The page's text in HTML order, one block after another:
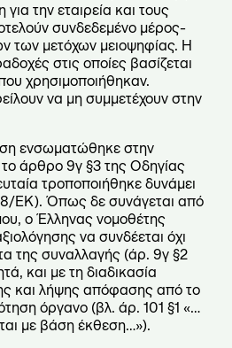
για την εταιρεία και τους
συνδεδεμένο μέρος-
των μετόχων μειοψηφίας. Η
στις οποίες βασίζεται
χρησιμοποιήθηκαν.
να μη συμμετέχουν στην
ενσωματώθηκε στην
το άρθρο 9γ §3 της Οδηγίας
τροποποιήθηκε δυνάμει
ΕΚ). Όπως δε συνάγεται από
ο Έλληνας νομοθέτης
να συνδέεται όχι
της συναλλαγής (άρ. 9γ §2
και με τη διαδικασία
και λήψης απόφασης από το
όργανο (βλ. άρ. 101 §1 «…
με βάση έκθεση…»).